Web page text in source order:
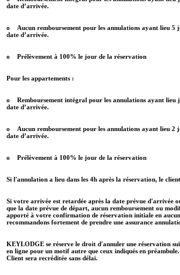
date d’arrivée.
o Aucun remboursement pour les annulations ayant lieu 5
date d’arrivée.
o Prélèvement à 100% le jour de la réservation
Pour les appartements :
o Remboursement intégral pour les annulations ayant lieu
date d’arrivée.
o Aucun remboursement pour les annulations ayant lieu 2
date d’arrivée.
o Prélèvement à 100% le jour de la réservation
Si l'annulation a lieu dans les 4h après la réservation, le
Si votre arrivée est retardée après la date prévue d'arrivée
que la date prévue de départ, aucun remboursement ou
apporté à votre confirmation de réservation initiale en
recommandons fortement de prendre une assurance
KEYLODGE se réserve le droit d'annuler une réservation
en ligne pour un motif autre que ceux indiqués en
Client sera recréditée sans délai.